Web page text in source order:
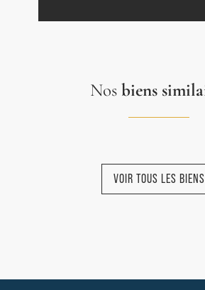
Nos biens
COMPROMISSIGNÉ
COMPROMISSIGNÉ
VOIR TOUS LES BIENS